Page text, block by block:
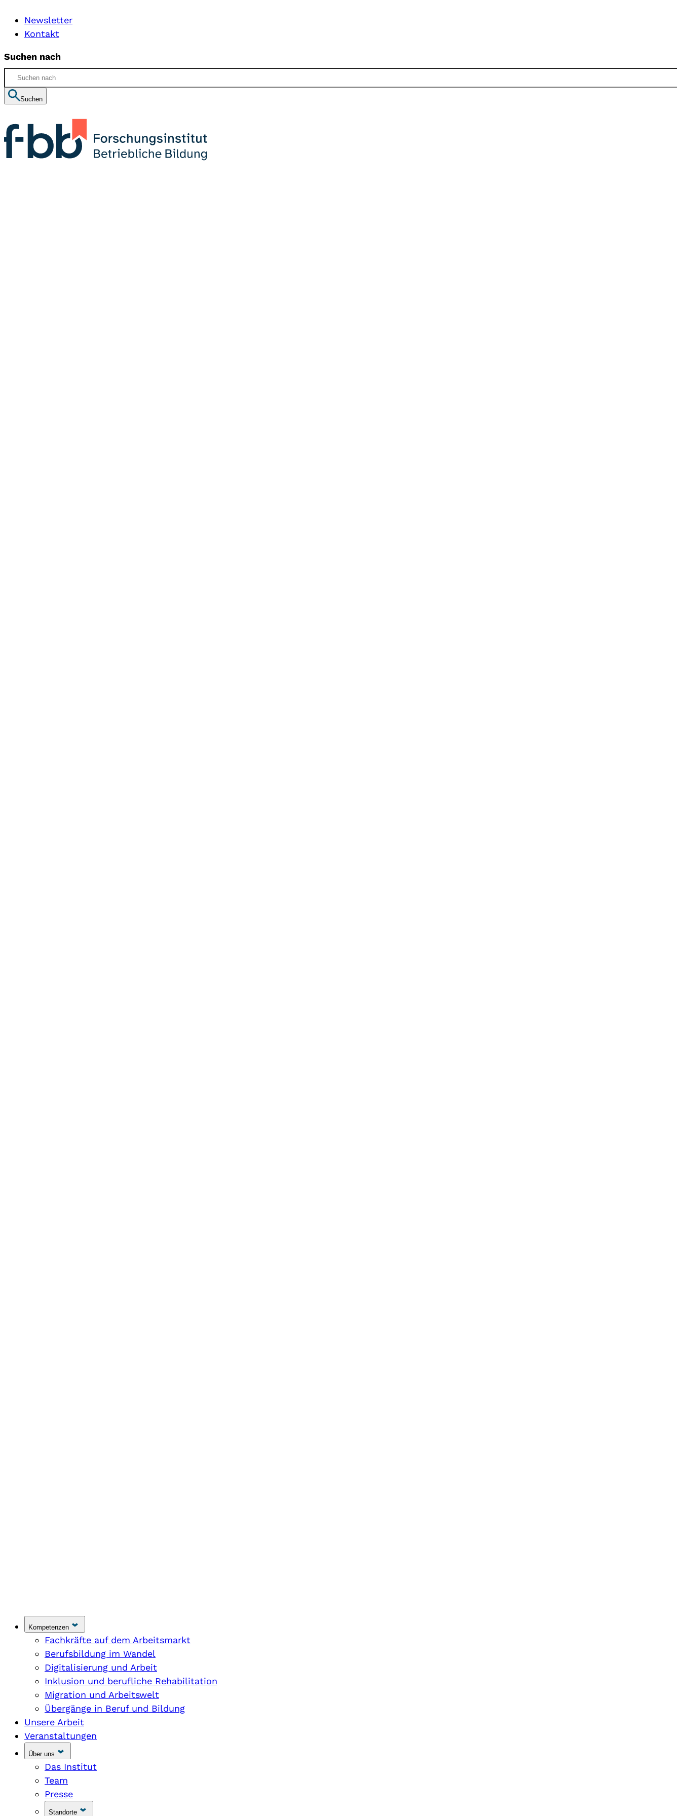
Newsletter
Kontakt
Suchen nach
Suchen
Kompetenzen
Fachkräfte auf dem Arbeitsmarkt
Berufsbildung im Wandel
Digitalisierung und Arbeit
Inklusion und berufliche Rehabilitation
Migration und Arbeitswelt
Übergänge in Beruf und Bildung
Unsere Arbeit
Veranstaltungen
Über uns
Das Institut
Team
Presse
Standorte